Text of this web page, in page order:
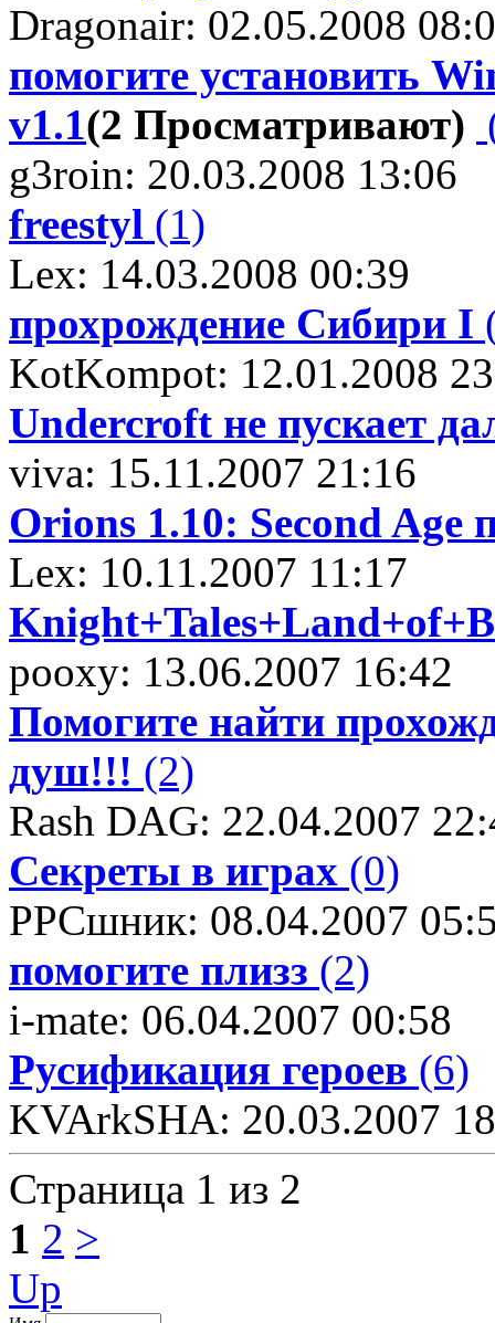
Dragonair: 02.05.2008
помогите установить
v1.1(2 Просматривают)
g3roin: 20.03.2008 13:06
freestyl (1)
Lex: 14.03.2008 00:39
прохрождение Сибири I
KotKompot: 12.01.2008
Undercroft не пускает
viva: 15.11.2007 21:16
Orions 1.10: Second Age
Lex: 10.11.2007 11:17
pooxy: 13.06.2007 16:42
Помогите найти
душ!!! (2)
Rash DAG: 22.04.2007
Секреты в играх (0)
PPCшник: 08.04.2007
помогите плизз (2)
i-mate: 06.04.2007 00:58
Русификация героев (6)
KVArkSHA: 20.03.2007
Страница 1 из 2
1 2 >
Up